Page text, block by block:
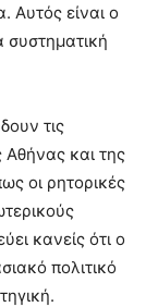
Αυτός είναι ο
συστηματική
τις
Αθήνας και της
οι ρητορικές
κανείς ότι ο
πολιτικό